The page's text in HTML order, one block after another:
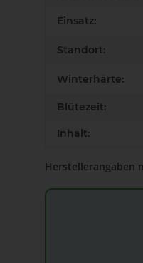
Einsatz:
Standort:
Winterhärte:
Blütezeit:
Inhalt:
Herstellerangaben